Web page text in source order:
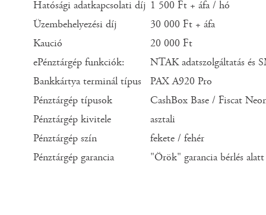
Hatósági adatkapcsolati díj 1 500 Ft + áfa / hó
Üzembehelyezési díj
30 000 Ft + áfa
Kaució
20 000 Ft
ePénztárgép funkciók:
NTAK adatszolgáltatás és
Bankkártya terminál típus
PAX A920 Pro
Pénztárgép típusok
CashBox Base / Fiscat
Pénztárgép kivitele
asztali
Pénztárgép szín
fekete / fehér
Pénztárgép garancia
"Örök" garancia bérlés alatt